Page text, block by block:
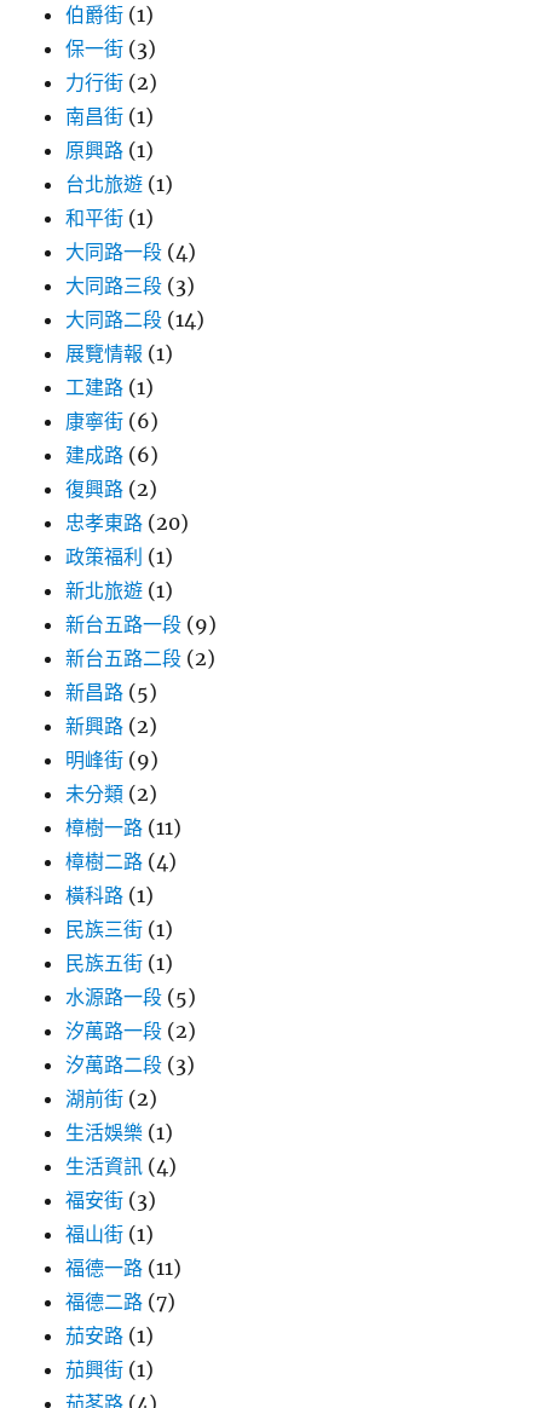
伯爵街 (1)
保一街 (3)
力行街 (2)
南昌街 (1)
原興路 (1)
台北旅遊 (1)
和平街 (1)
大同路一段 (4)
大同路三段 (3)
大同路二段 (14)
展覽情報 (1)
工建路 (1)
康寧街 (6)
建成路 (6)
復興路 (2)
忠孝東路 (20)
政策福利 (1)
新北旅遊 (1)
新台五路一段 (9)
新台五路二段 (2)
新昌路 (5)
新興路 (2)
明峰街 (9)
未分類 (2)
樟樹一路 (11)
樟樹二路 (4)
橫科路 (1)
民族三街 (1)
民族五街 (1)
水源路一段 (5)
汐萬路一段 (2)
汐萬路二段 (3)
湖前街 (2)
生活娛樂 (1)
生活資訊 (4)
福安街 (3)
福山街 (1)
福德一路 (11)
福德二路 (7)
茄安路 (1)
茄興街 (1)
茄苳路 (4)